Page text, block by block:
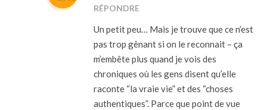
RÉPONDRE
Un petit peu… Mais je trouve que ce n’est
pas trop gênant si on le reconnait – ça
m’embête plus quand je vois des
chroniques où les gens disent qu’elle
raconte “la vraie vie” et des “choses
authentiques”. Parce que point de vue